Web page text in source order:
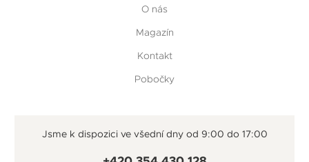
O nás
Magazín
Kontakt
Pobočky
Jsme k dispozici ve všední dny od 9:00 do 17:00